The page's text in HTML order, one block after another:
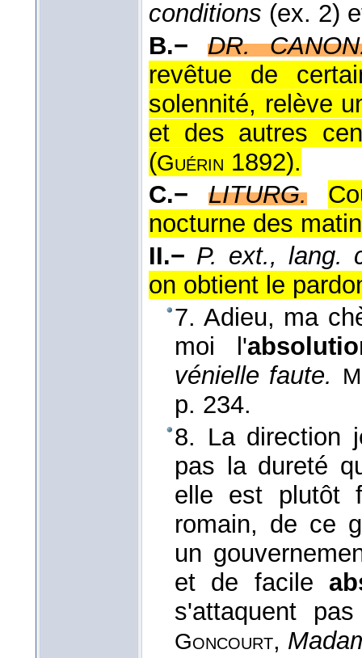
conditions (ex. 2)
B.−
DR.
revêtue de
solennité, relève
et des autres
(Guérin 1892).
C.−
LITURG.
nocturne des
II.− P. ext., lang.
on obtient le
7. Adieu, ma
moi l'
vénielle faute.
p. 234.
8. La direction
pas la dureté
elle est plutôt
romain, de ce
un
et de facile
s'attaquent
Goncourt,